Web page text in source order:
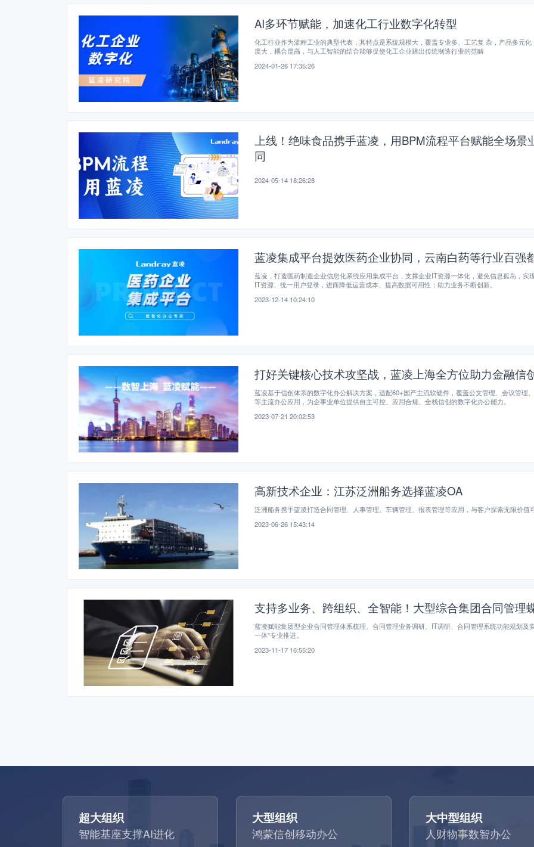
AI多环节赋能，加速化工行业数字化转型
化工行业作为流程工业的典型代表，其特点是系统规模大，覆盖专业多、工艺复 杂，产品多元化
度大，耦合度高，与人工智能的结合能够促使化工企业跳出传统制造行业的范畴
2024-01-26 17:35:26
上线！绝味食品携手蓝凌，用BPM流程平台赋能全场景
同
2024-05-14 18:26:28
蓝凌集成平台提效医药企业协同，云南白药等行业百强
蓝凌，打造医药制造企业信息化系统应用集成平台，支撑企业IT资源一体化，避免信息孤岛，实
IT资源、统一用户登录，进而降低运营成本、提高数据可用性；助力业务不断创新。
2023-12-14 10:24:10
打好关键核心技术攻坚战，蓝凌上海全方位助力金融信
蓝凌基于信创体系的数字化办公解决方案，适配60+国产主流软硬件，覆盖公文管理、会议管理
等主流办公应用，为企事业单位提供自主可控、应用合规、全栈信创的数字化办公能力。
2023-07-21 20:02:53
高新技术企业：江苏泛洲船务选择蓝凌OA
泛洲船务携手蓝凌打造合同管理、人事管理、车辆管理、报表管理等应用，与客户探索无限价值
2023-06-26 15:43:14
支持多业务、跨组织、全智能！大型综合集团合同管理
蓝凌赋能集团型企业合同管理体系梳理、合同管理业务调研、IT调研、合同管理系统功能规划及
一体”专业推进。
2023-11-17 16:55:20
超大组织
智能基座支撑AI进化
大型组织
鸿蒙信创移动办公
大中型组织
人财物事数智办公